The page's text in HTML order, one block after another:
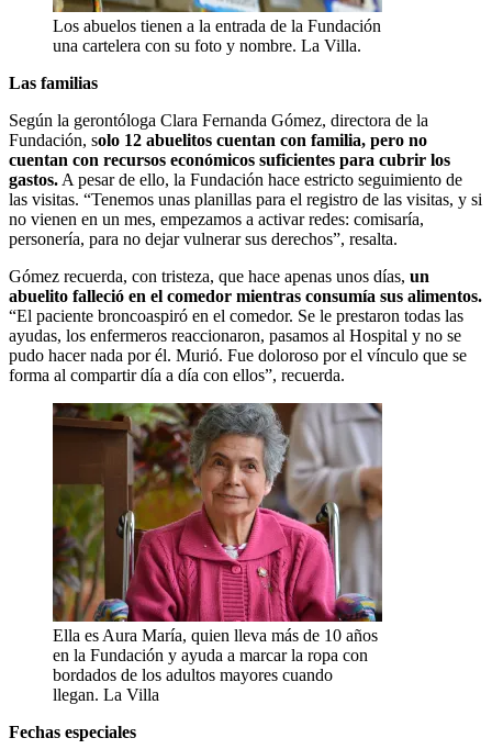
Los abuelos tienen a la entrada de la Fundación
una cartelera con su foto y nombre. La Villa.
Las familias
Según la gerontóloga Clara Fernanda Gómez, directora de la
Fundación, solo 12 abuelitos cuentan con familia, pero no
cuentan con recursos económicos suficientes para cubrir los
gastos. A pesar de ello, la Fundación hace estricto seguimiento de
las visitas. “Tenemos unas planillas para el registro de las visitas, y si
no vienen en un mes, empezamos a activar redes: comisaría,
personería, para no dejar vulnerar sus derechos”, resalta.
Gómez recuerda, con tristeza, que hace apenas unos días, un
abuelito falleció en el comedor mientras consumía sus alimentos.
“El paciente broncoaspiró en el comedor. Se le prestaron todas las
ayudas, los enfermeros reaccionaron, pasamos al Hospital y no se
pudo hacer nada por él. Murió. Fue doloroso por el vínculo que se
forma al compartir día a día con ellos”, recuerda.
Ella es Aura María, quien lleva más de 10 años
en la Fundación y ayuda a marcar la ropa con
bordados de los adultos mayores cuando
llegan. La Villa
Fechas especiales